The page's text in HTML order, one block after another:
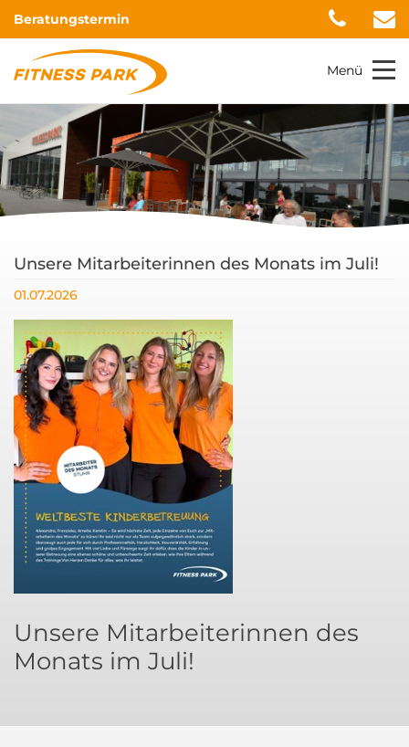
Beratungstermin
Menü
Unsere Mitarbeiterinnen des Monats im Juli!
01.07.2026
Unsere Mitarbeiterinnen des
Monats im Juli!